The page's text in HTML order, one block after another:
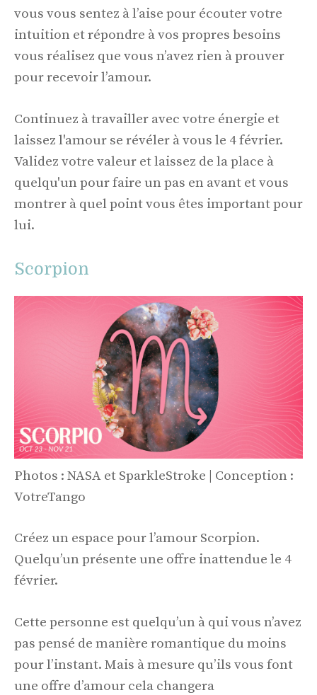
vous vous sentez à l’aise pour écouter votre
intuition et répondre à vos propres besoins
vous réalisez que vous n’avez rien à prouver
pour recevoir l’amour.
Continuez à travailler avec votre énergie et
laissez l'amour se révéler à vous le 4 février.
Validez votre valeur et laissez de la place à
quelqu'un pour faire un pas en avant et vous
montrer à quel point vous êtes important pour
lui.
Scorpion
Photos : NASA et SparkleStroke | Conception :
VotreTango
Créez un espace pour l’amour Scorpion.
Quelqu’un présente une offre inattendue le 4
février.
Cette personne est quelqu’un à qui vous n’avez
pas pensé de manière romantique du moins
pour l’instant. Mais à mesure qu’ils vous font
une offre d’amour cela changera